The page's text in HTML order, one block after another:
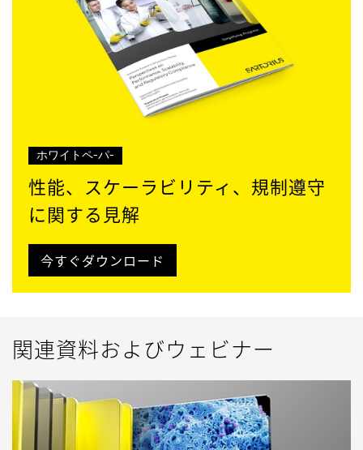
ホワイトペ-パ-
性能、スケーラビリティ、規制遵守
に関する見解
今すぐダウンロード
関連資料およびウェビナー